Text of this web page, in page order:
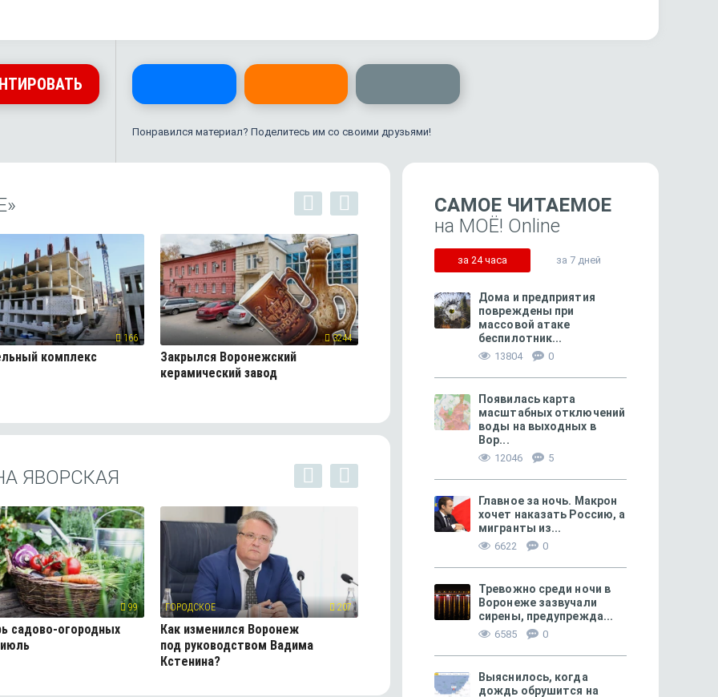
Понравился материал? Поделитесь им со своими друзьями!
166
комплекс
3244
Закрылся Воронежский
керамический завод
72
Деньги, которые воронежцы
ЯВОРСКАЯ
99
садово-огородных
ГОРОДСКОЕ 207
Как изменился Воронеж
под руководством Вадима
Кстенина?
ПРОИСШЕСТВИЯ 205
Народные новости за неделю
ЗДОРОВЬЕ
САМОЕ ЧИТАЕМОЕ
на МОЁ! Online
за 24 часа за 7 дней
Дома и предприятия
повреждены при
массовой атаке
беспилотник...
13804 0
Появилась карта
масштабных отключений
воды на выходных в
Вор...
12046 5
Главное за ночь. Макрон
хочет наказать Россию, а
мигранты из...
6622 0
Тревожно среди ночи в
Воронеже зазвучали
сирены, предупрежда...
6585 0
Выяснилось, когда
дождь обрушится на